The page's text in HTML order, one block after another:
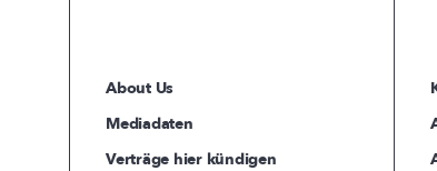
About Us
Mediadaten
Verträge hier kündigen